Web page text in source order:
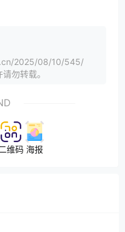
2025/08/10/545/
勿转载。
二维码 海报